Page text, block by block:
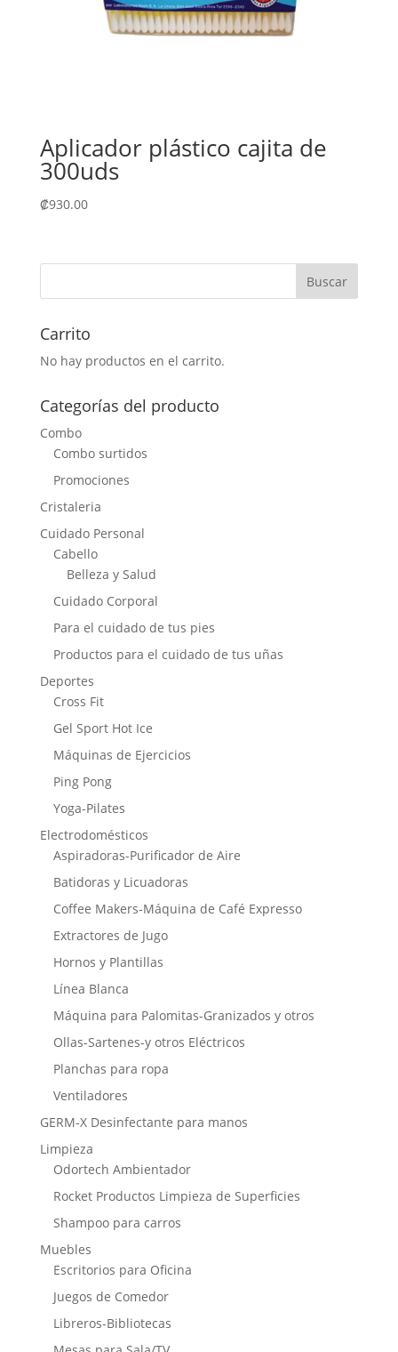
Aplicador plástico cajita de
300uds
₡930.00
Carrito
No hay productos en el carrito.
Categorías del producto
Combo
Combo surtidos
Promociones
Cristaleria
Cuidado Personal
Cabello
Belleza y Salud
Cuidado Corporal
Para el cuidado de tus pies
Productos para el cuidado de tus uñas
Deportes
Cross Fit
Gel Sport Hot Ice
Máquinas de Ejercicios
Ping Pong
Yoga-Pilates
Electrodomésticos
Aspiradoras-Purificador de Aire
Batidoras y Licuadoras
Coffee Makers-Máquina de Café Expresso
Extractores de Jugo
Hornos y Plantillas
Línea Blanca
Máquina para Palomitas-Granizados y otros
Ollas-Sartenes-y otros Eléctricos
Planchas para ropa
Ventiladores
GERM-X Desinfectante para manos
Limpieza
Odortech Ambientador
Rocket Productos Limpieza de Superficies
Shampoo para carros
Muebles
Escritorios para Oficina
Juegos de Comedor
Libreros-Bibliotecas